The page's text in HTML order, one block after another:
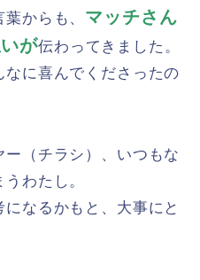
からも、 マッチさん
が伝わってきました。
に喜んでくださったの
（チラシ）、いつもな
わたし。
なるかもと、大事にと